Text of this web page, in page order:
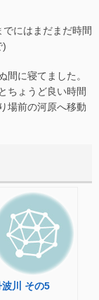
にはまだまだ時間
)
間に寝てました。
ちょうど良い時間
場前の河原へ移動
波川 その5